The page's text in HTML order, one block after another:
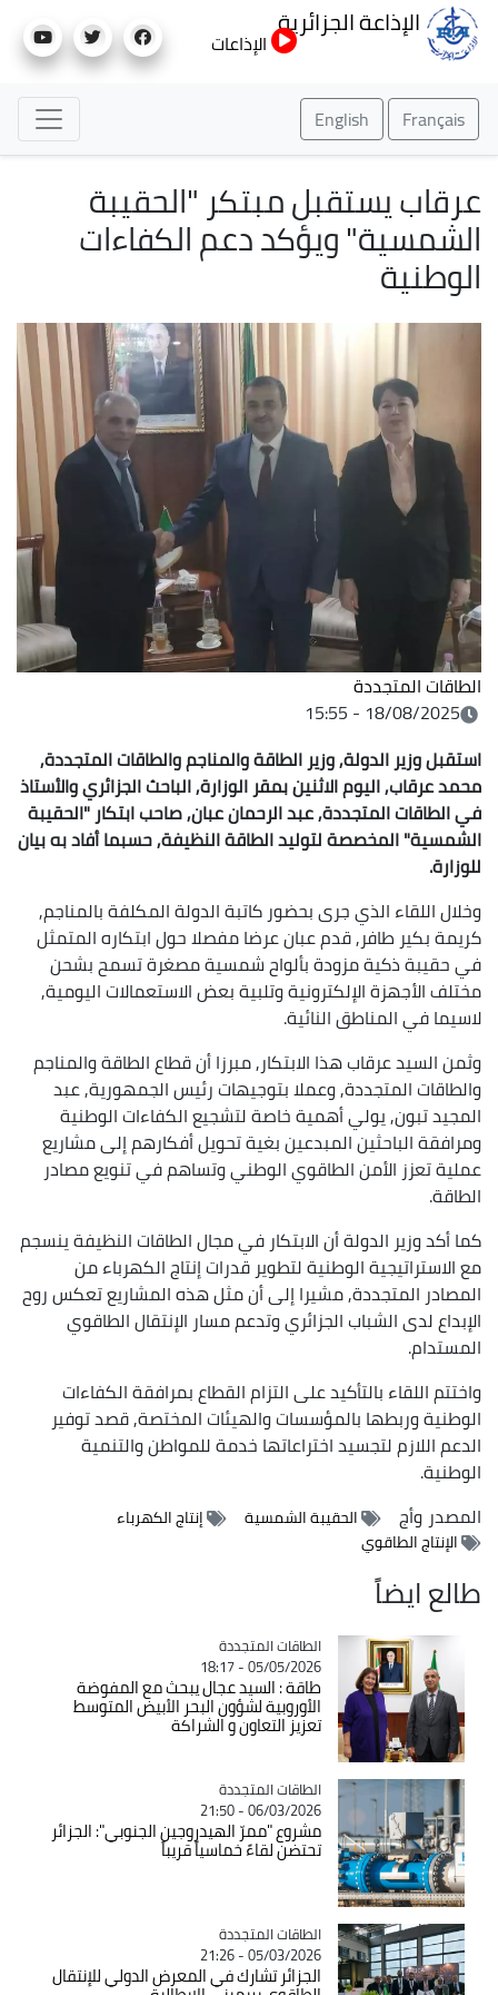
إلى
الإذاعة الجزائرية
الإذاعات
Français
English
عرقاب يستقبل مبتكر "الحقيبة
الشمسية" ويؤكد دعم الكفاءات
الوطنية
الطاقات المتجددة
18/08/2025 - 15:55
استقبل وزير الدولة, وزير الطاقة والمناجم والطاقات المتجددة,
محمد عرقاب, اليوم الاثنين بمقر الوزارة, الباحث الجزائري والأستاذ
في الطاقات المتجددة, عبد الرحمان عبان, صاحب ابتكار "الحقيبة
الشمسية" المخصصة لتوليد الطاقة النظيفة, حسبما أفاد به بيان
للوزارة.
وخلال اللقاء الذي جرى بحضور كاتبة الدولة المكلفة بالمناجم,
كريمة بكير طافر, قدم عبان عرضا مفصلا حول ابتكاره المتمثل
في حقيبة ذكية مزودة بألواح شمسية مصغرة تسمح بشحن
مختلف الأجهزة الإلكترونية وتلبية بعض الاستعمالات اليومية,
لاسيما في المناطق النائية.
وثمن السيد عرقاب هذا الابتكار, مبرزا أن قطاع الطاقة والمناجم
والطاقات المتجددة, وعملا بتوجيهات رئيس الجمهورية, عبد
المجيد تبون, يولي أهمية خاصة لتشجيع الكفاءات الوطنية
ومرافقة الباحثين المبدعين بغية تحويل أفكارهم إلى مشاريع
عملية تعزز الأمن الطاقوي الوطني وتساهم في تنويع مصادر
الطاقة.
كما أكد وزير الدولة أن الابتكار في مجال الطاقات النظيفة ينسجم
مع الاستراتيجية الوطنية لتطوير قدرات إنتاج الكهرباء من
المصادر المتجددة, مشيرا إلى أن مثل هذه المشاريع تعكس روح
الإبداع لدى الشباب الجزائري وتدعم مسار الإنتقال الطاقوي
المستدام.
واختتم اللقاء بالتأكيد على التزام القطاع بمرافقة الكفاءات
الوطنية وربطها بالمؤسسات والهيئات المختصة, قصد توفير
الدعم اللازم لتجسيد اختراعاتها خدمة للمواطن والتنمية
الوطنية.
المصدروأج الحقيبة الشمسية
إنتاج الكهرباء
الإنتاج الطاقوي
طالع ايضاً
Catégorie
الطاقات المتجددة
05/05/2026 - 18:17
طاقة : السيد عجال يبحث مع المفوضة
الأوروبية لشؤون البحر الأبيض المتوسط
تعزيز التعاون و الشراكة
Catégorie
الطاقات المتجددة
06/03/2026 - 21:50
مشروع "ممرّ الهيدروجين الجنوبي": الجزائر
تحتضن لقاءً خماسياً قريباً
Catégorie
الطاقات المتجددة
05/03/2026 - 21:26
الجزائر تشارك في المعرض الدولي للإنتقال